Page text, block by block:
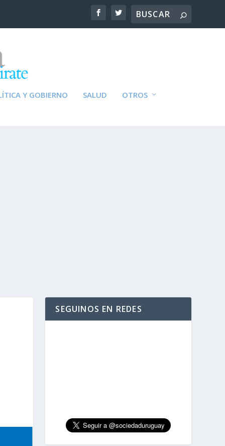
Y GOBIERNO SALUD OTROS
SEGUINOS EN REDES